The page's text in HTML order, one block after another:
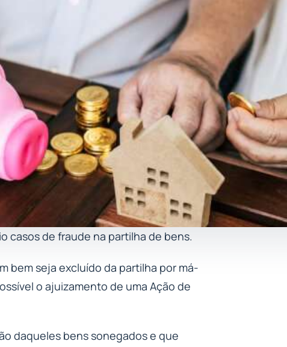
casos de fraude na partilha de bens.
bem seja excluído da partilha por má-
o ajuizamento de uma Ação de
daqueles bens sonegados e que